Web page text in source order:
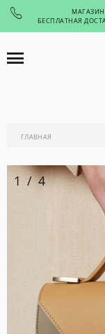
МАГАЗИН
БЕСПЛАТНАЯ
ГЛАВНАЯ
1 /4